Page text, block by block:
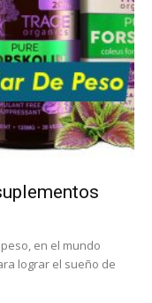
en el mundo
lograr el sueño de